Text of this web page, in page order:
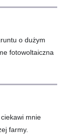
o dużym
fotowoltaiczna
mnie
farmy.